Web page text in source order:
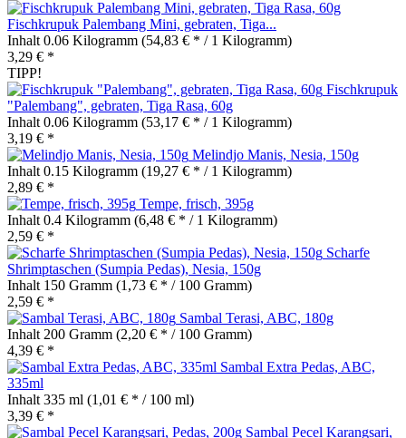
Fischkrupuk Palembang Mini, gebraten, Tiga...
Inhalt 0.06 Kilogramm (54,83 € * / 1 Kilogramm)
3,29 € *
TIPP!
Fischkrupuk
"Palembang", gebraten, Tiga Rasa, 60g
Inhalt 0.06 Kilogramm (53,17 € * / 1 Kilogramm)
3,19 € *
Melindjo Manis, Nesia, 150g
Inhalt 0.15 Kilogramm (19,27 € * / 1 Kilogramm)
2,89 € *
Tempe, frisch, 395g
Inhalt 0.4 Kilogramm (6,48 € * / 1 Kilogramm)
2,59 € *
Scharfe
Shrimptaschen (Sumpia Pedas), Nesia, 150g
Inhalt 150 Gramm (1,73 € * / 100 Gramm)
2,59 € *
Sambal Terasi, ABC, 180g
Inhalt 200 Gramm (2,20 € * / 100 Gramm)
4,39 € *
Sambal Extra Pedas, ABC,
335ml
Inhalt 335 ml (1,01 € * / 100 ml)
3,39 € *
Sambal Pecel Karangsari,